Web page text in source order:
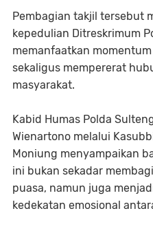
Pembagian takjil tersebut
kepedulian Ditreskrimum
memanfaatkan
sekaligus mempererat
masyarakat.
Kabid Humas Polda
Wienartono melalui
Moniung menyampaikan
ini bukan sekadar
puasa, namun juga
kedekatan emosional